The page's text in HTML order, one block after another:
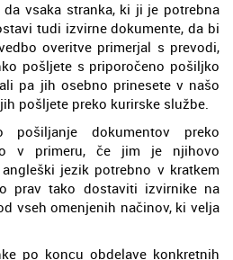
da vsaka stranka, ki ji je potrebna
tudi izvirne dokumente, da bi
overitve primerjal s prevodi,
pošljete s priporočeno pošiljko
pa jih osebno prinesete v našo
pošljete preko kurirske službe.
pošiljanje dokumentov preko
v primeru, če jim je njihovo
jezik potrebno v kratkem
prav tako dostaviti izvirnike na
vseh omenjenih načinov, ki velja
po koncu obdelave konkretnih